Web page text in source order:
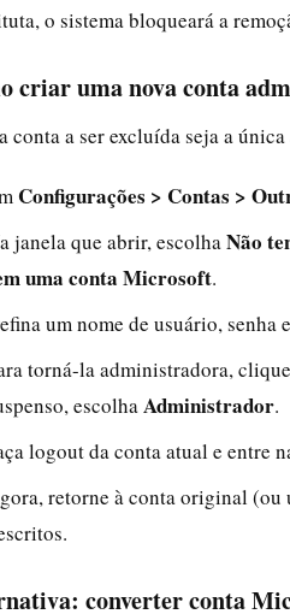
o sistema bloqueará a
criar uma nova conta
conta a ser excluída seja a
Configurações > Contas >
janela que abrir, escolha Não
uma conta Microsoft.
um nome de usuário, senha
torná-la administradora,
escolha Administrador.
logout da conta atual e entre
retorne à conta original (ou
converter conta